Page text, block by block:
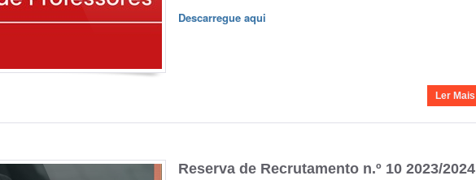
Descarregue aqui
Ler Mais
Reserva de Recrutamento n.º 10 2023/2024